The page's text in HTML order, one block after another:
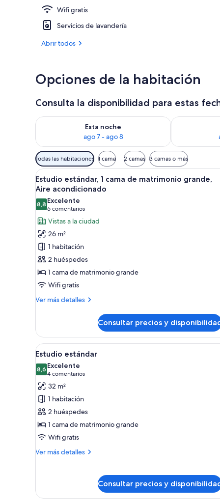
Wifi gratis
Servicios de lavandería
Abrir todos
Opciones de la habitación
Consulta la disponibilidad para estas
Esta noche
ago 7 - ago 8
Consulta la disponibilidad para esta noche, ago 7 -
Consulta la
Filtros
disponibles
para
las
habitaciones
Todas las habitaciones 1 cama 2 camas 3 camas o más
Abrir
todas
las
fotos
de
Estudio
estándar,
cama
de
matrimonio
grande,
acondicionado
Una habitación de hotel con
5
Estudio estándar, 1 cama de matrimonio grande,
Aire acondicionado
8,88,8 de 10
Excelente
6 comentarios
(6 comentarios)
Vistas a la ciudad
26 m²
1 habitación
2 huéspedes
1 cama de matrimonio grande
Wifi gratis
Ver más detalles
Más
estándar,
cama
matrimonio
grande,
Aire
acondicionado
Consultar precios y
Abrir
todas
las
fotos
de
Estudio
estándar
Habitación de hotel con
7
Estudio estándar
8,68,6 de 10
Excelente
4 comentarios
(4 comentarios)
32 m²
1 habitación
2 huéspedes
1 cama de matrimonio grande
Wifi gratis
Ver más detalles
Más
Consultar precios y